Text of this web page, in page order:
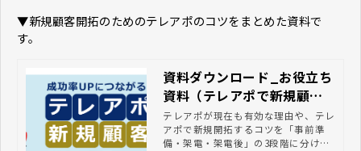
▼新規顧客開拓のためのテレアポのコツをまとめた資料で
す。
資料ダウンロード_お役立ち
資料（テレアポで新規顧客
を開拓するコツ）
テレアポが現在も有効な理由や、テレ
アポで新規開拓するコツを「事前準
備・架電・架電後」の3段階に分けて